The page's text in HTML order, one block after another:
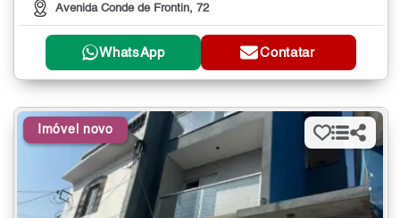
Avenida Conde de Frontin, 72
WhatsApp Contatar
Imóvel novo